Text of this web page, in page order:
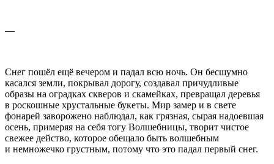
—
Снег пошёл ещё вечером и падал всю ночь. Он бесшумно
касался земли, покрывал дорогу, создавал причудливые
образы на оградках скверов и скамейках, превращал деревья
в роскошные хрустальные букеты. Мир замер и в свете
фонарей заворожено наблюдал, как грязная, сырая надоевшая
осень, примеряя на себя тогу Волшебницы, творит чистое
свежее действо, которое обещало быть волшебным
и немножечко грустным, потому что это падал первый снег.